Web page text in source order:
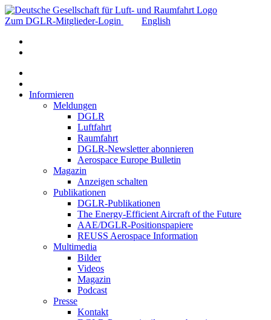
Zum DGLR-Mitglieder-Login English
Informieren
Meldungen
DGLR
Luftfahrt
Raumfahrt
DGLR-Newsletter abonnieren
Aerospace Europe Bulletin
Magazin
Anzeigen schalten
Publikationen
DGLR-Publikationen
The Energy-Efficient Aircraft of the Future
AAE/DGLR-Positionspapiere
REUSS Aerospace Information
Multimedia
Bilder
Videos
Magazin
Podcast
Presse
Kontakt